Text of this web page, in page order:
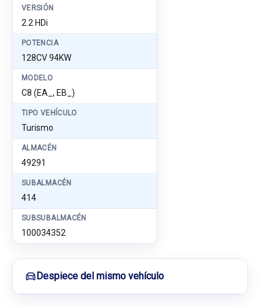
VERSIÓN
2.2 HDi
POTENCIA
128CV 94KW
MODELO
C8 (EA_, EB_)
TIPO VEHÍCULO
Turismo
ALMACÉN
49291
SUBALMACÉN
414
SUBSUBALMACÉN
100034352
Despiece del mismo vehículo